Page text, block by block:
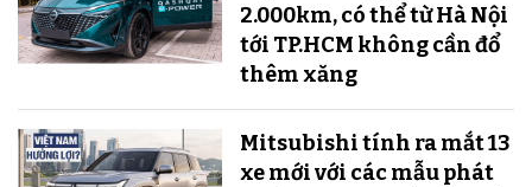
2.000km, có thể từ Hà Nội
tới TP.HCM không cần đổ
thêm xăng
Mitsubishi tính ra mắt 13
xe mới với các mẫu phát